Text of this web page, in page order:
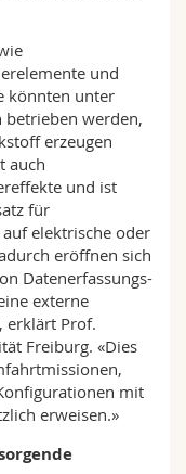
und
könnten unter
betrieben werden,
erzeugen
auch
und ist
für
elektrische oder
eröffnen sich
Datenerfassungs-
externe
erklärt Prof.
Freiburg. «Dies
mit
erweisen.»